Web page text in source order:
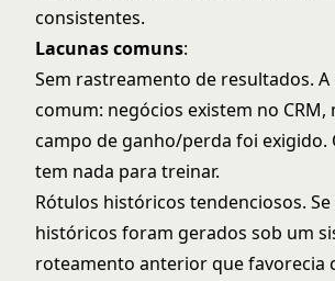
consistentes.
Lacunas comuns:
Sem rastreamento de resultados. A
comum: negócios existem no CRM,
campo de ganho/perda foi exigido.
tem nada para treinar.
Rótulos históricos tendenciosos.
históricos foram gerados sob um
roteamento anterior que favorecia